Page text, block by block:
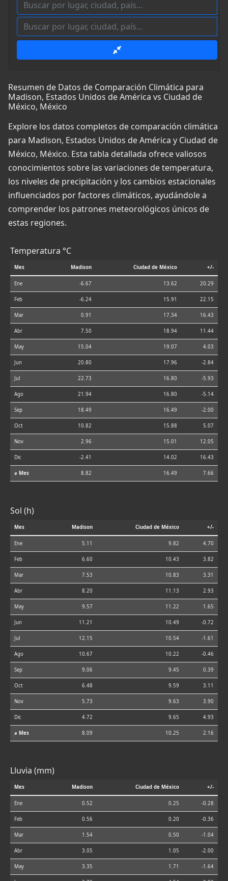
Resumen de Datos de Comparación Climática para
Madison, Estados Unidos de América vs Ciudad de
México, México
Explore los datos completos de comparación climática
para Madison, Estados Unidos de América y Ciudad de
México, México. Esta tabla detallada ofrece valiosos
conocimientos sobre las variaciones de temperatura,
los niveles de precipitación y los cambios estacionales
influenciados por factores climáticos, ayudándole a
comprender los patrones meteorológicos únicos de
estas regiones.
Temperatura °C
Mes Madison Ciudad de México +/-
Ene -6.67 13.62 20.29
Feb -6.24 15.91 22.15
Mar 0.91 17.34 16.43
Abr 7.50 18.94 11.44
May 15.04 19.07 4.03
Jun 20.80 17.96 -2.84
Jul 22.73 16.80 -5.93
Ago 21.94 16.80 -5.14
Sep 18.49 16.49 -2.00
Oct 10.82 15.88 5.07
Nov 2.96 15.01 12.05
Dic -2.41 14.02 16.43
⌀ Mes 8.82 16.49 7.66
Sol (h)
Mes Madison Ciudad de México +/-
Ene 5.11 9.82 4.70
Feb 6.60 10.43 3.82
Mar 7.53 10.83 3.31
Abr 8.20 11.13 2.93
May 9.57 11.22 1.65
Jun 11.21 10.49 -0.72
Jul 12.15 10.54 -1.61
Ago 10.67 10.22 -0.46
Sep 9.06 9.45 0.39
Oct 6.48 9.59 3.11
Nov 5.73 9.63 3.90
Dic 4.72 9.65 4.93
⌀ Mes 8.09 10.25 2.16
Lluvia (mm)
Mes Madison Ciudad de México +/-
Ene 0.52 0.25 -0.28
Feb 0.56 0.20 -0.36
Mar 1.54 0.50 -1.04
Abr 3.05 1.05 -2.00
May 3.35 1.71 -1.64